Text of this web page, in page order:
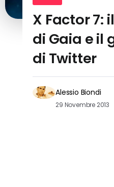
X Factor 7:
di Gaia e il
di Twitter
Alessio Biondi
29 Novembre 2013